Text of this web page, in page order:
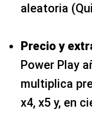
aleatoria
Precio y
Power Play
multiplica
x4, x5 y, en